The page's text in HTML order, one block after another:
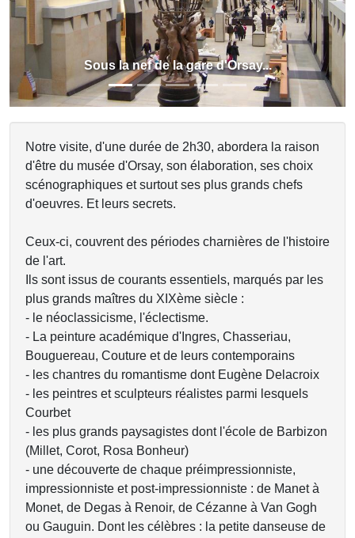
Sous la nef de la gare d'Orsay...
Notre visite, d'une durée de 2h30, abordera la raison
d'être du musée d'Orsay, son élaboration, ses choix
scénographiques et surtout ses plus grands chefs
d'oeuvres. Et leurs secrets.
Ceux-ci, couvrent des périodes charnières de l'histoire
de l'art.
Ils sont issus de courants essentiels, marqués par les
plus grands maîtres du XIXème siècle :
- le néoclassicisme, l'éclectisme.
- La peinture académique d'Ingres, Chasseriau,
Bouguereau, Couture et de leurs contemporains
- les chantres du romantisme dont Eugène Delacroix
- les peintres et sculpteurs réalistes parmi lesquels
Courbet
- les plus grands paysagistes dont l'école de Barbizon
(Millet, Corot, Rosa Bonheur)
- une découverte de chaque préimpressionniste,
impressionniste et post-impressionniste : de Manet à
Monet, de Degas à Renoir, de Cézanne à Van Gogh
ou Gauguin. Dont les célèbres : la petite danseuse de